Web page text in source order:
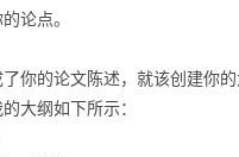
论点。
的论文陈述，就该创建你的
大纲如下所示：